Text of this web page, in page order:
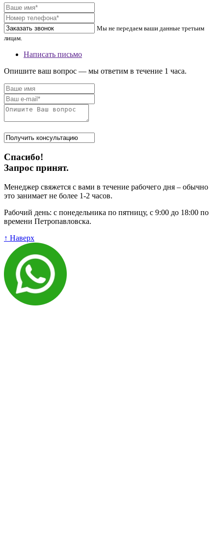
Мы не передаем ваши данные третьим
лицам.
Написать письмо
Опишите ваш вопрос — мы ответим в течение 1 часа.
Спасибо!
Запрос принят.
Менеджер свяжется с вами в течение рабочего дня – обычно
это занимает не более 1-2 часов.
Рабочий день: с понедельника по пятницу, с 9:00 до 18:00 по
времени Петропавловска.
↑ Наверх